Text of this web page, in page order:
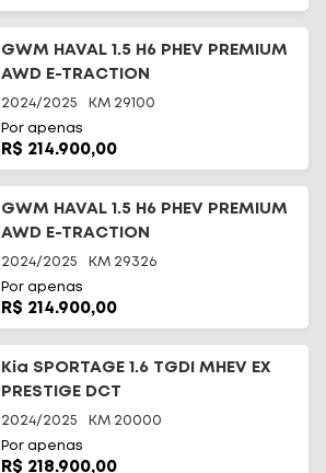
GWM HAVAL 1.5 H6 PHEV PREMIUM
AWD E-TRACTION
2024/2025 KM 29100
Por apenas
R$ 214.900,00
GWM HAVAL 1.5 H6 PHEV PREMIUM
AWD E-TRACTION
2024/2025 KM 29326
Por apenas
R$ 214.900,00
Kia SPORTAGE 1.6 TGDI MHEV EX
PRESTIGE DCT
2024/2025 KM 20000
Por apenas
R$ 218.900,00